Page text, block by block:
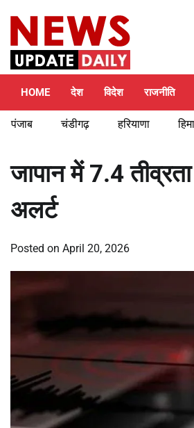
content
HOME देश विदेश राजनीति
पंजाब चंडीगढ़ हरियाणा
जापान में 7.4
अलर्ट
Posted on April 20, 2026